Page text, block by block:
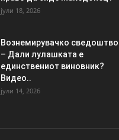
јули 18, 2026
Вознемирувачко сведоштво
– Дали лулашката е
единствениот виновник?
Видео..
јули 14, 2026